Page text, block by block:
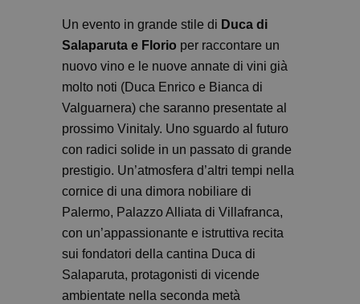
Un evento in grande stile di Duca di
Salaparuta e Florio per raccontare un
nuovo vino e le nuove annate di vini già
molto noti (Duca Enrico e Bianca di
Valguarnera) che saranno presentate al
prossimo Vinitaly. Uno sguardo al futuro
con radici solide in un passato di grande
prestigio. Un’atmosfera d’altri tempi nella
cornice di una dimora nobiliare di
Palermo, Palazzo Alliata di Villafranca,
con un’appassionante e istruttiva recita
sui fondatori della cantina Duca di
Salaparuta, protagonisti di vicende
ambientate nella seconda metà